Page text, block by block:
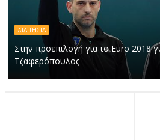
ΔΙΑΙΤΗΣΙΑ
Στην προεπιλογή για το Euro 2018
Τζαφερόπουλος